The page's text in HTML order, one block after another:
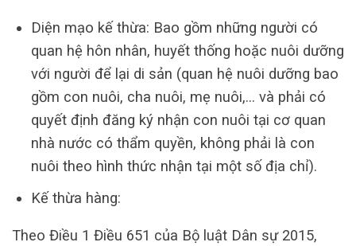
Diện mạo kế thừa: Bao gồm những người có
quan hệ hôn nhân, huyết thống hoặc nuôi dưỡng
với người để lại di sản (quan hệ nuôi dưỡng bao
gồm con nuôi, cha nuôi, mẹ nuôi,… và phải có
quyết định đăng ký nhận con nuôi tại cơ quan
nhà nước có thẩm quyền, không phải là con
nuôi theo hình thức nhận tại một số địa chỉ).
Kế thừa hàng:
Theo Điều 1 Điều 651 của Bộ luật Dân sự 2015,